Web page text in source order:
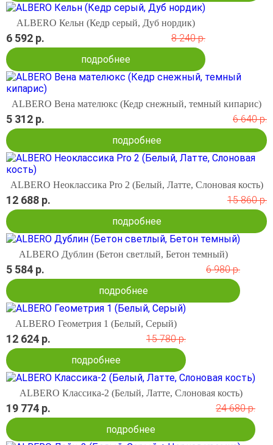
ALBERO Кельн (Кедр серый, Дуб нордик)
6 592 р.
8 240 р.
подробнее
ALBERO Вена мателюкс (Кедр снежный, темный кипарис)
5 312 р.
6 640 р.
подробнее
ALBERO Неоклассика Pro 2 (Белый, Латте, Слоновая кость)
12 688 р.
15 860 р.
подробнее
ALBERO Дублин (Бетон светлый, Бетон темный)
5 584 р.
6 980 р.
подробнее
ALBERO Геометрия 1 (Белый, Серый)
12 624 р.
15 780 р.
подробнее
ALBERO Классика-2 (Белый, Латте, Слоновая кость)
19 774 р.
24 680 р.
подробнее